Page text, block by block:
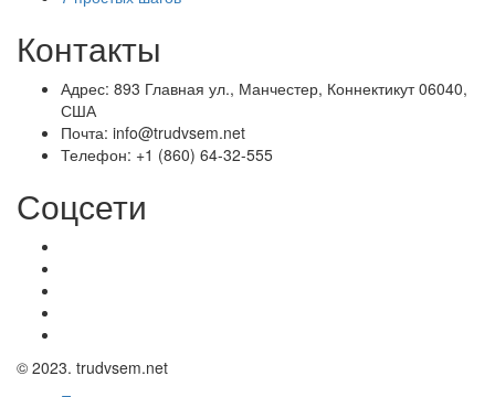
Контакты
Адрес: 893 Главная ул., Манчестер, Коннектикут 06040,
США
Почта: info@trudvsem.net
Телефон: +1 (860) 64-32-555
Соцсети
© 2023. trudvsem.net